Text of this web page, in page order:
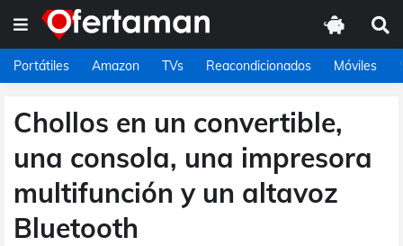
Portátiles Amazon TVs Reacondicionados Móviles
Chollos en un convertible,
una consola, una impresora
multifunción y un altavoz
Bluetooth